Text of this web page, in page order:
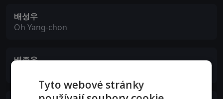
배성우
Oh Yang-chon
배종옥
Tyto webové stránky